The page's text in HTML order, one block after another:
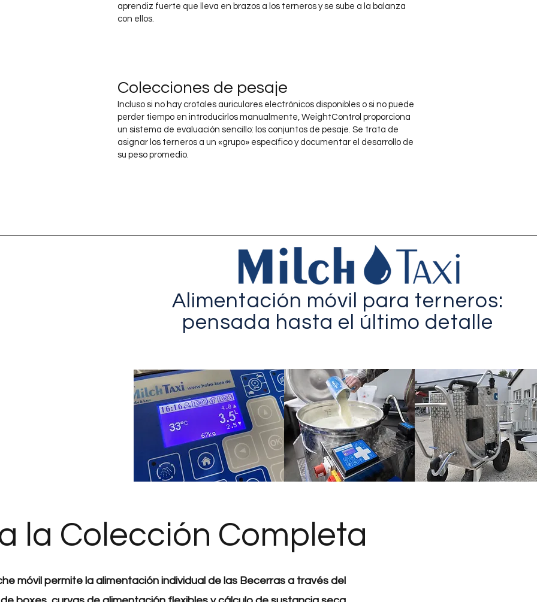
aprendiz fuerte que lleva en brazos a los terneros y se sube a la balanza
con ellos.
Colecciones de pesaje
Incluso si no hay crotales auriculares electrónicos disponibles o si no puede
perder tiempo en introducirlos manualmente, WeightControl proporciona
un sistema de evaluación sencillo: los conjuntos de pesaje. Se trata de
asignar los terneros a un «grupo» específico y documentar el desarrollo de
su peso promedio.
Alimentación móvil para terneros:
pensada hasta el último detalle
la Colección Completa
móvil permite la alimentación individual de las Becerras a través del